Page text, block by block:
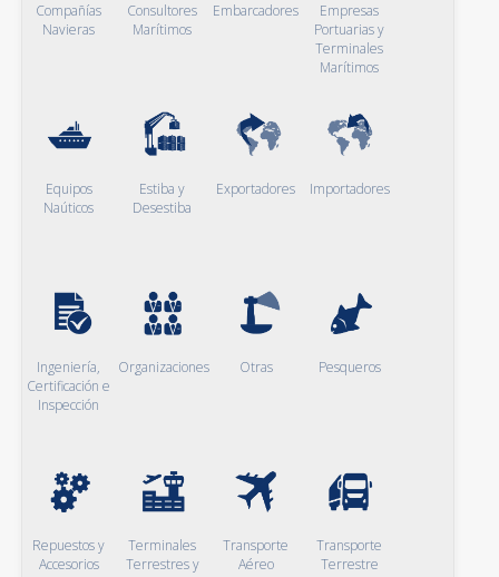
Compañías
Navieras
Consultores
Marítimos
Embarcadores
Empresas
Portuarias y
Terminales
Marítimos
Equipos
Naúticos
Estiba y
Desestiba
Exportadores Importadores
Ingeniería,
Certificación e
Inspección
Organizaciones Otras Pesqueros
Repuestos y
Accesorios
Terminales
Terrestres y
Transporte
Aéreo
Transporte
Terrestre